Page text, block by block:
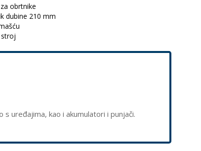
obrtnike
dubine 210 mm
stroj
uređajima, kao i akumulatori i punjači.